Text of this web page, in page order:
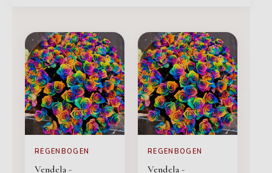
REGENBOGEN
Vendela -
REGENBOGEN
Vendela -